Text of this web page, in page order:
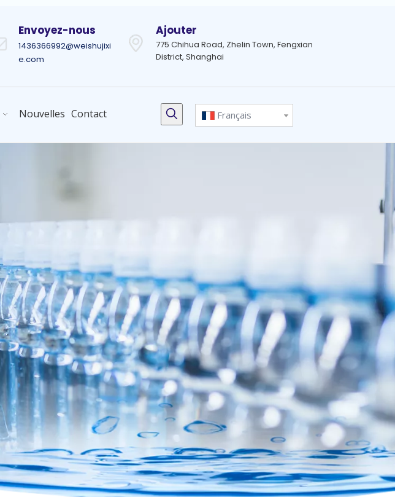
Envoyez-nous
1436366992@weishujixi
e.com
Ajouter
775 Chihua Road, Zhelin Town, Fengxian
District, Shanghai
Nouvelles Contact Français